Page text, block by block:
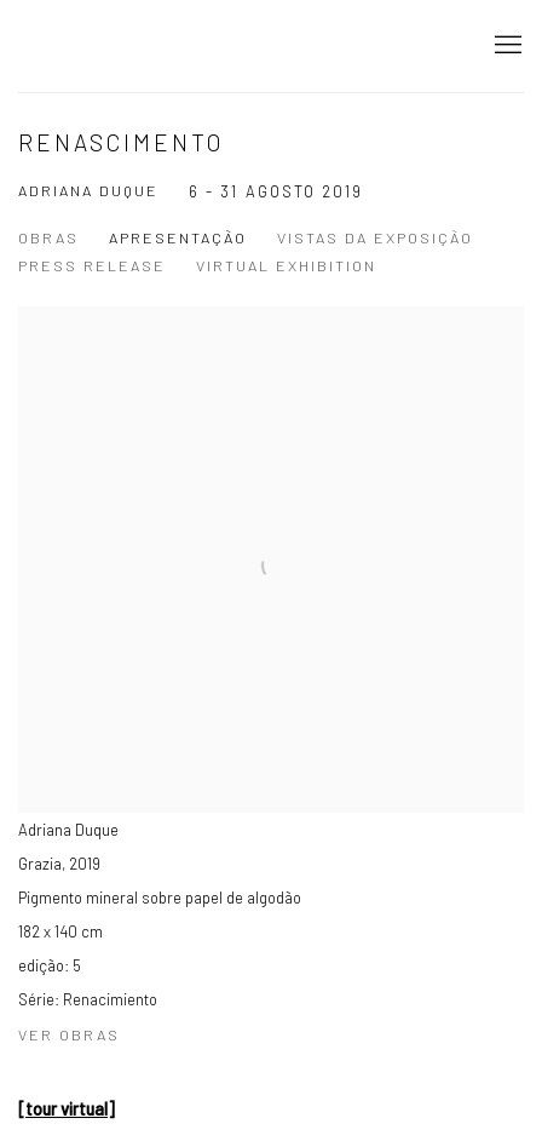
RENASCIMENTO
ADRIANA DUQUE 6 - 31 AGOSTO 2019
OBRAS APRESENTAÇÃO
VISTAS DA EXPOSIÇÃO
PRESS RELEASE
VIRTUAL EXHIBITION
Adriana Duque
Grazia, 2019
Pigmento mineral sobre papel de algodão
182 x 140 cm
edição: 5
Série: Renacimiento
VER OBRAS
[tour virtual]